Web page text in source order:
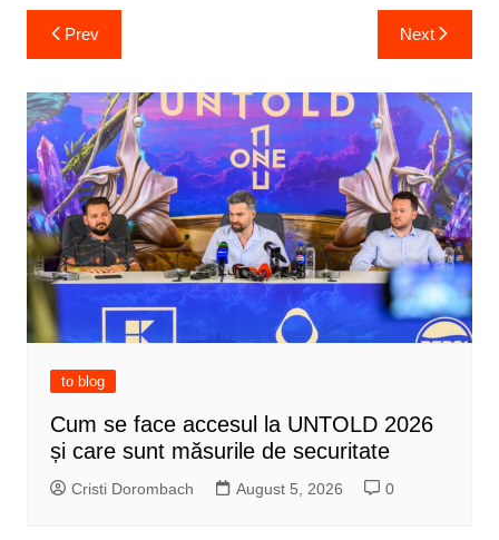
Post
navigation
Prev Next
to blog
Cum se face accesul la UNTOLD 2026
și care sunt măsurile de securitate
Cristi Dorombach August 5, 2026 0